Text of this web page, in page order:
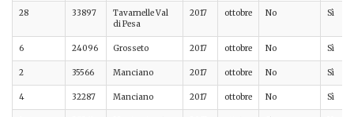
28 33897
Tavarnelle Val
di Pesa
2017 ottobre No Sì
6 24096 Grosseto 2017 ottobre No Sì
2 35566 Manciano 2017 ottobre No Sì
4 32287 Manciano 2017 ottobre No Sì